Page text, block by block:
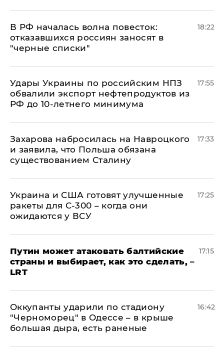
​В РФ началась волна повесток:
отказавшихся россиян заносят в
"черные списки"
18:22
Удары Украины по российским НПЗ
обвалили экспорт нефтепродуктов из
РФ до 10-летнего минимума
17:55
​Захарова набросилась на Навроцкого
и заявила, что Польша обязана
существованием Сталину
17:33
Украина и США готовят улучшенные
ракеты для С-300 – когда они
ожидаются у ВСУ
17:25
Путин может атаковать балтийские
страны и выбирает, как это сделать, –
LRT
17:15
Оккупанты ударили по стадиону
"Черноморец" в Одессе – в крыше
большая дыра, есть раненые
16:42